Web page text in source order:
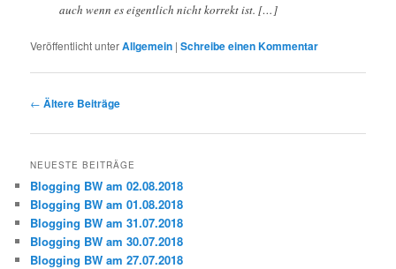
auch wenn es eigentlich nicht korrekt ist. […]
Veröffentlicht unterAllgemein |Schreibe einen Kommentar
Beitragsnavigation
← Ältere Beiträge
NEUESTE BEITRÄGE
Blogging BW am 02.08.2018
Blogging BW am 01.08.2018
Blogging BW am 31.07.2018
Blogging BW am 30.07.2018
Blogging BW am 27.07.2018